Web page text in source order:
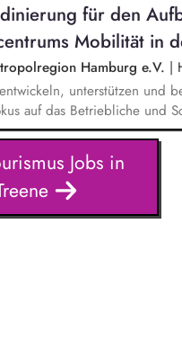
für den
Mobilität in
Hamburg e.V. |
unterstützen und
auf das Betriebliche und
Sie
nachhaltigen Mobilität und
des
die Akteure der
fördern. identifizieren und
Jobs in